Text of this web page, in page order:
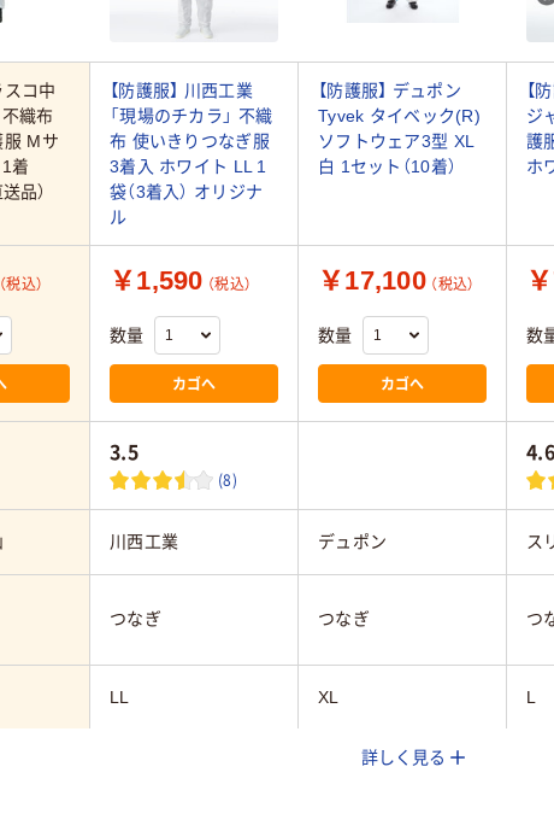
スコ中
織布
服 Mサ
着
品）
【防護服】 川西工業
「現場のチカラ」 不織
布 使いきりつなぎ服
3着入 ホワイト LL 1
袋（3着入） オリジナ
ル
【防護服】 デュポン
Tyvek タイベック(R)
ソフトウェア3型 XL
白 1セット（10着）
【
ジ
護
ホ
（税込） ￥1,590 （税込）
数量
カゴへ
￥17,100 （税込）
数量
カゴへ
数
3.5
(8)
4.6
川西工業 デュポン ス
つなぎ つなぎ つ
LL XL L
ホワイト系
詳しく見る